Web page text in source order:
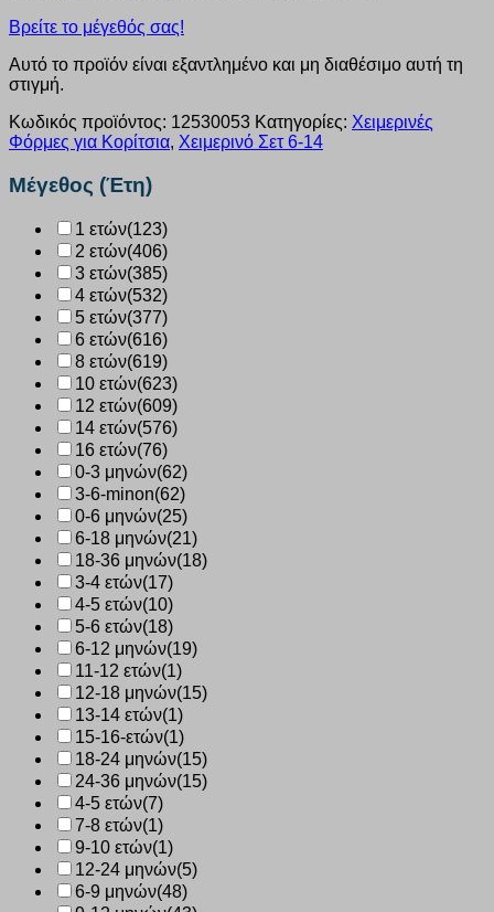
Βρείτε το μέγεθός σας!
Αυτό το προϊόν είναι εξαντλημένο και μη διαθέσιμο αυτή τη
στιγμή.
Κωδικός προϊόντος: 12530053 Κατηγορίες: Χειμερινές
Φόρμες για Κορίτσια, Χειμερινό Σετ 6-14
Μέγεθος (Έτη)
1 ετών(123)
2 ετών(406)
3 ετών(385)
4 ετών(532)
5 ετών(377)
6 ετών(616)
8 ετών(619)
10 ετών(623)
12 ετών(609)
14 ετών(576)
16 ετών(76)
0-3 μηνών(62)
3-6-minon(62)
0-6 μηνών(25)
6-18 μηνών(21)
18-36 μηνών(18)
3-4 ετών(17)
4-5 ετών(10)
5-6 ετών(18)
6-12 μηνών(19)
11-12 ετών(1)
12-18 μηνών(15)
13-14 ετών(1)
15-16-ετών(1)
18-24 μηνών(15)
24-36 μηνών(15)
4-5 ετών(7)
7-8 ετών(1)
9-10 ετών(1)
12-24 μηνών(5)
6-9 μηνών(48)